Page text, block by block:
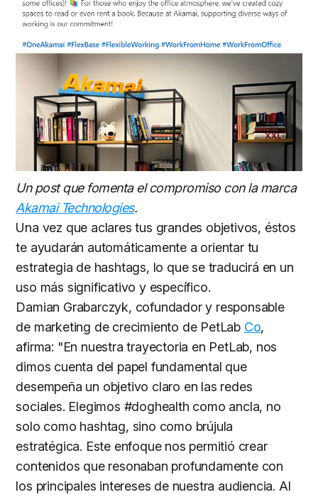
Un post que fomenta el compromiso con la marca
Akamai Technologies.
Una vez que aclares tus grandes objetivos, éstos
te ayudarán automáticamente a orientar tu
estrategia de hashtags, lo que se traducirá en un
uso más significativo y específico.
Damian Grabarczyk, cofundador y responsable
de marketing de crecimiento de PetLab Co,
afirma: "En nuestra trayectoria en PetLab, nos
dimos cuenta del papel fundamental que
desempeña un objetivo claro en las redes
sociales. Elegimos #doghealth como ancla, no
solo como hashtag, sino como brújula
estratégica. Este enfoque nos permitió crear
contenidos que resonaban profundamente con
los principales intereses de nuestra audiencia. Al